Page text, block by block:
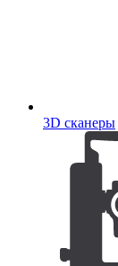
3D сканеры